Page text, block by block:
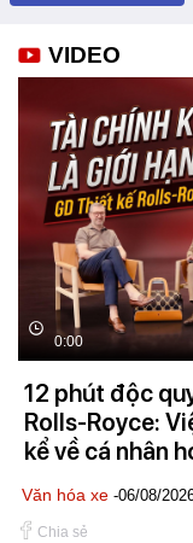
VIDEO
0:00
12 phút độc
Rolls-Royce:
kể về cá nhân
Văn hóa xe -06/08/
Chia sẻ